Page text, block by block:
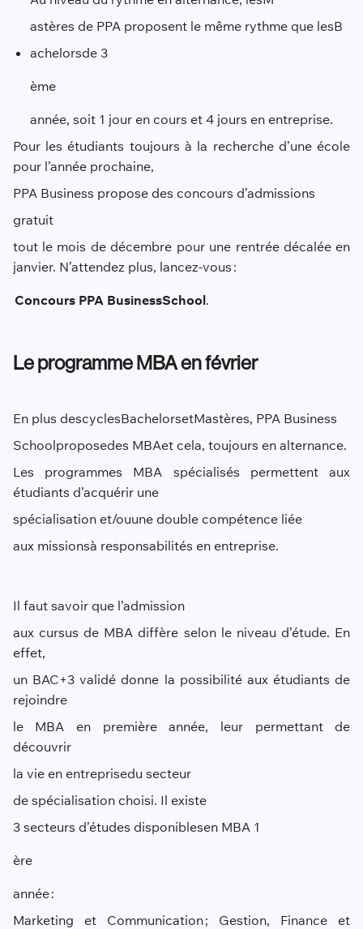
astères de PPA proposent le même rythme que lesB
achelorsde 3
ème
année, soit 1 jour en cours et 4 jours en entreprise.
Pour les étudiants toujours à la recherche d’une école
pour l’année prochaine,
PPA Business propose des concours d’admissions
gratuit
tout le mois de décembre pour une rentrée décalée en
janvier. N’attendez plus, lancez-vous :
Concours PPA BusinessSchool.
Le programme MBA en février
En plus descyclesBachelorsetMastères, PPA Business
Schoolproposedes MBAet cela, toujours en alternance.
Les programmes MBA spécialisés permettent aux
étudiants d’acquérir une
spécialisation et/ouune double compétence liée
aux missionsà responsabilités en entreprise.
Il faut savoir que l’admission
aux cursus de MBA diffère selon le niveau d’étude. En
effet,
un BAC+3 validé donne la possibilité aux étudiants de
rejoindre
le MBA en première année, leur permettant de
découvrir
la vie en entreprisedu secteur
de spécialisation choisi. Il existe
3 secteurs d’études disponiblesen MBA 1
ère
année :
Marketing et Communication ; Gestion, Finance et